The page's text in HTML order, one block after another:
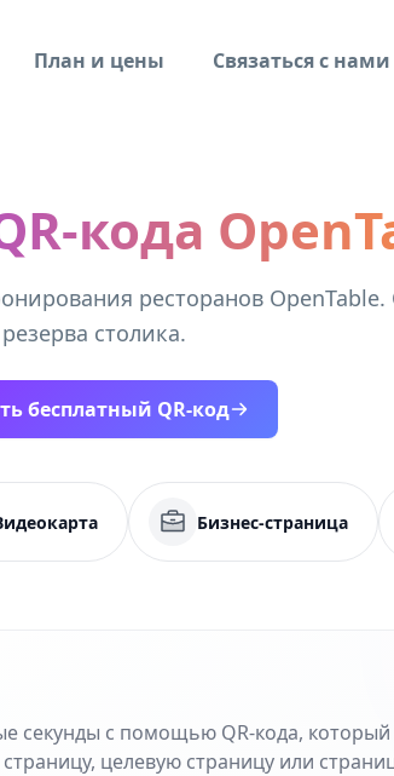
План и цены Связаться с нами
кода
ресторанов OpenTable.
резерва столика.
бесплатный QR-код
Бизнес-страница
секунды с помощью QR-кода,
целевую страницу или